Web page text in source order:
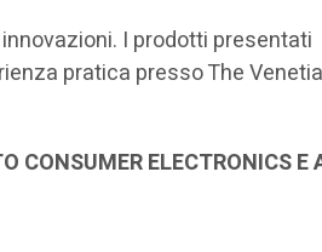
I prodotti presentati
pratica presso The
CONSUMER ELECTRONICS E